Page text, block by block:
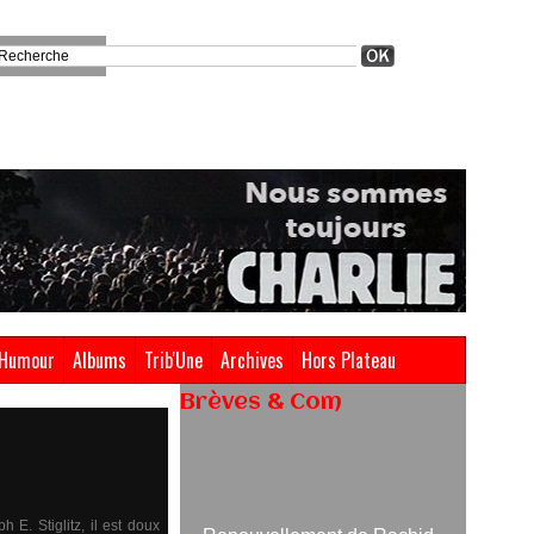
Humour Albums Trib'Une Archives Hors Plateau
E. Stiglitz, il est doux
Brèves & Com